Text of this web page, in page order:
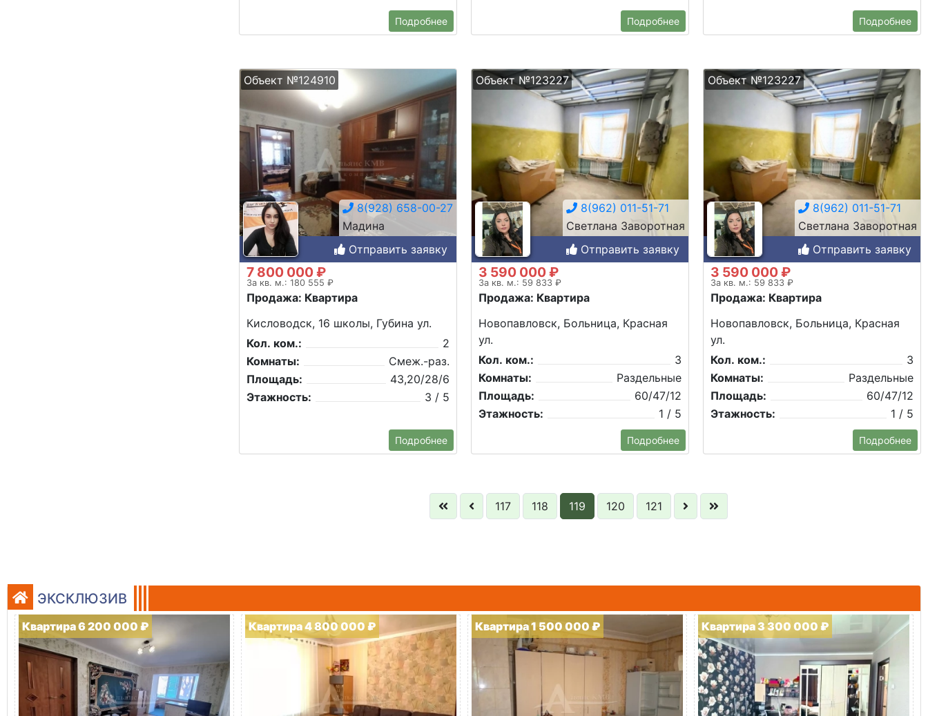
Подробнее Подробнее Подробнее
Объект №124910
8(928) 658-00-27
Мадина
Отправить заявку
7 800 000 ₽
За кв. м.: 180 555 ₽
Продажа: Квартира
Кисловодск, 16 школы, Губина ул.
Кол. ком.:
2
Комнаты:
Смеж.-раз.
Площадь:
43,20/28/6
Этажность:
3 / 5
Подробнее
Объект №123227
8(962) 011-51-71
Светлана Заворотная
Отправить заявку
3 590 000 ₽
За кв. м.: 59 833 ₽
Продажа: Квартира
Новопавловск, Больница, Красная
ул.
Кол. ком.:
3
Комнаты:
Раздельные
Площадь:
60/47/12
Этажность:
1 / 5
Подробнее
Объект №123227
8(962) 011-51-71
Светлана Заворотная
Отправить заявку
3 590 000 ₽
За кв. м.: 59 833 ₽
Продажа: Квартира
Новопавловск, Больница, Красная
ул.
Кол. ком.:
3
Комнаты:
Раздельные
Площадь:
60/47/12
Этажность:
1 / 5
Подробнее
117 118 119 120 121
ЭКСКЛЮЗИВ
Квартира 6 200 000 ₽ Квартира 4 800 000 ₽ Квартира 1 500 000 ₽ Квартира 3 300 000 ₽